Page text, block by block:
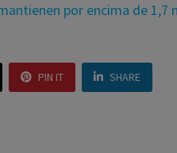
por encima de 1,7
PIN IT SHARE